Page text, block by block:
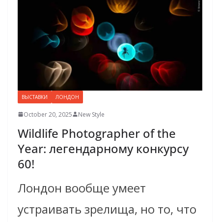
ВЫСТАВКИ ЛОНДОН
October 20, 2025 New Style
Wildlife Photographer of the
Year: легендарному конкурсу
60!
Лондон вообще умеет
устраивать зрелища, но то, что